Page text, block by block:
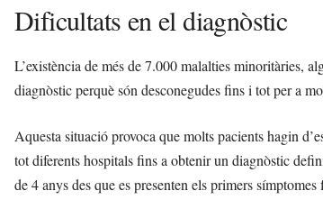
Dificultats en el diagnòstic
L’existència de més de 7.000 malalties minoritàries,
diagnòstic perquè són desconegudes fins i tot per a
Aquesta situació provoca que molts pacients hagin
tot diferents hospitals fins a obtenir un diagnòstic
de 4 anys des que es presenten els primers